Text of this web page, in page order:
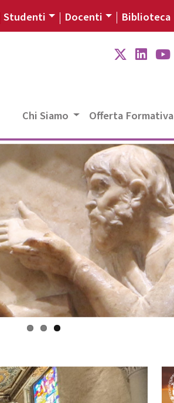
Studenti Docenti Biblioteca
Chi Siamo Offerta Formativa